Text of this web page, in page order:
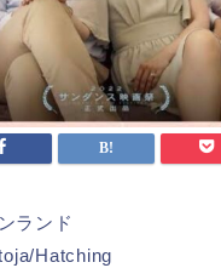
ランド
Hatching